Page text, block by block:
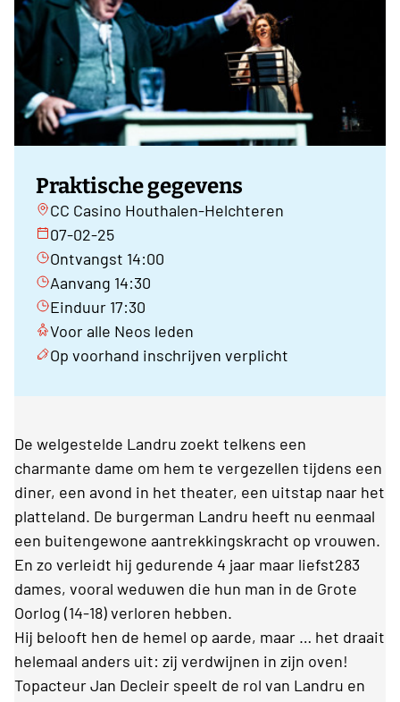
Praktische gegevens
CC Casino Houthalen-Helchteren
07-02-25
Ontvangst 14:00
Aanvang 14:30
Einduur 17:30
Voor alle Neos leden
Op voorhand inschrijven verplicht
De welgestelde Landru zoekt telkens een
charmante dame om hem te vergezellen tijdens een
diner, een avond in het theater, een uitstap naar het
platteland. De burgerman Landru heeft nu eenmaal
een buitengewone aantrekkingskracht op vrouwen.
En zo verleidt hij gedurende 4 jaar maar liefst283
dames, vooral weduwen die hun man in de Grote
Oorlog (14-18) verloren hebben.
Hij belooft hen de hemel op aarde, maar … het draait
helemaal anders uit: zij verdwijnen in zijn oven!
Topacteur Jan Decleir speelt de rol van Landru en